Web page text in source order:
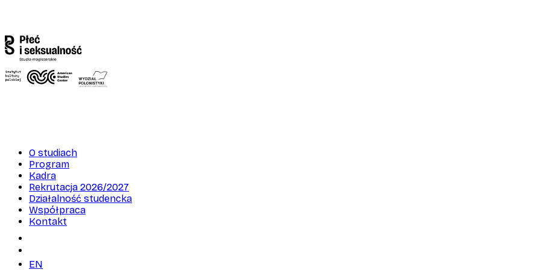
O studiach
Program
Kadra
Rekrutacja 2026/2027
Działalność studencka
Współpraca
Kontakt
EN